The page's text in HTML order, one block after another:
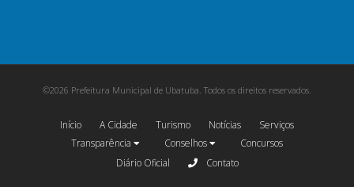
©2026 Prefeitura Municipal de Ubatuba. Todos os direitos reservados.
Início A Cidade Turismo Notícias
Serviços
Transparência
Conselhos
Concursos
Diário Oficial
Contato